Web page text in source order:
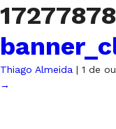
Thiago Almeida | 1 de
→